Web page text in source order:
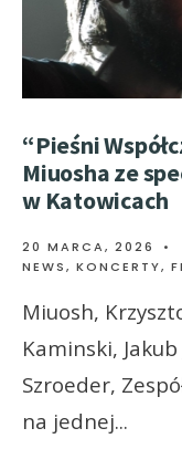
“Pieśni
Miuosha ze
w Katowicach
20 MARCA, 2026 •
NEWS, KONCERTY,
Miuosh,
Kaminski,
Szroeder,
na jednej...